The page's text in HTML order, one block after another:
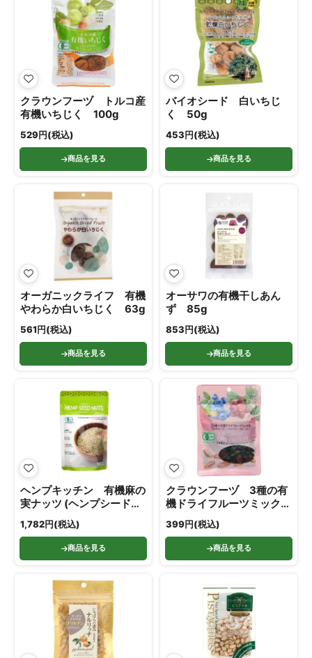
クラウンフーヅ トルコ産
有機いちじく 100g
529円(税込)
商品を見る
バイオシード 白いちじ
く 50g
453円(税込)
商品を見る
オーガニックライフ 有機
やわらか白いちじく 63g
561円(税込)
商品を見る
オーサワの有機干しあん
ず 85g
853円(税込)
商品を見る
ヘンプキッチン 有機麻の
実ナッツ (ヘンプシードナ
ッツ) 160g
1,782円(税込)
商品を見る
クラウンフーヅ 3種の有
機ドライフルーツミック
ス 60g
399円(税込)
商品を見る